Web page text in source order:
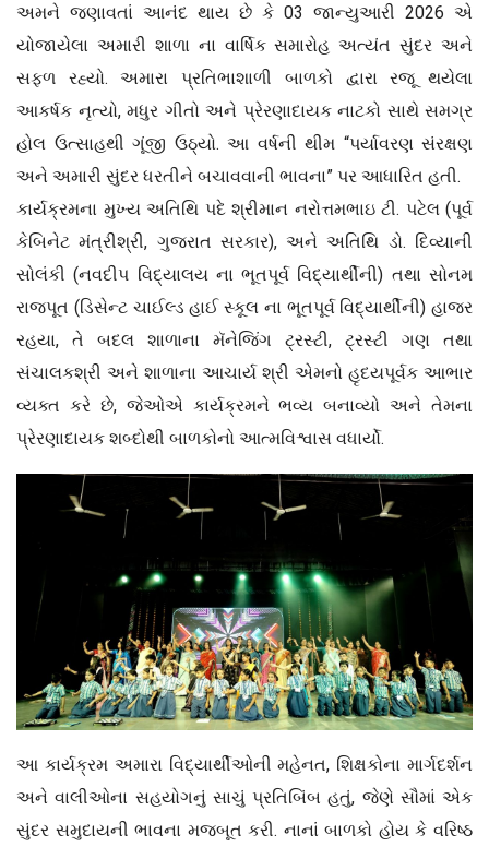
અમને જણાવતાં આનંદ થાય છે કે 03 જાન્યુઆરી 2026 એ
યોજાયેલા અમારી શાળા ના વાર્ષિક સમારોહ અત્યંત સુંદર અને
સફળ રહ્યો. અમારા પ્રતિભાશાળી બાળકો દ્વારા રજૂ થયેલા
આકર્ષક નૃત્યો, મધુર ગીતો અને પ્રેરણાદાયક નાટકો સાથે સમગ્ર
હોલ ઉત્સાહથી ગૂંજી ઉઠ્યો. આ વર્ષની થીમ “પર્યાવરણ સંરક્ષણ
અને અમારી સુંદર ધરતીને બચાવવાની ભાવના” પર આધારિત હતી.
કાર્યક્રમના મુખ્ય અતિથિ પદે શ્રીમાન નરોત્તમભાઇ ટી. પટેલ (પૂર્વ
કેબિનેટ મંત્રીશ્રી, ગુજરાત સરકાર), અને અતિથિ ડો. દિવ્યાની
સોલંકી (નવદીપ વિદ્યાલય ના ભૂતપૂર્વ વિદ્યાર્થીની) તથા સોનમ
રાજપૂત (ડિસેન્ટ ચાઈલ્ડ હાઈ સ્કૂલ ના ભૂતપૂર્વ વિદ્યાર્થીની) હાજર
રહયા, તે બદલ શાળાના મૅનેજિંગ ટ્રસ્ટી, ટ્રસ્ટી ગણ તથા
સંચાલકશ્રી અને શાળાના આચાર્ય શ્રી એમનો હૃદયપૂર્વક આભાર
વ્યક્ત કરે છે, જેઓએ કાર્યક્રમને ભવ્ય બનાવ્યો અને તેમના
પ્રેરણાદાયક શબ્દોથી બાળકોનો આત્મવિશ્વાસ વધાર્યો.
આ કાર્યક્રમ અમારા વિદ્યાર્થીઓની મહેનત, શિક્ષકોના માર્ગદર્શન
અને વાલીઓના સહયોગનું સાચું પ્રતિબિંબ હતું, જેણે સૌમાં એક
સુંદર સમુદાયની ભાવના મજબૂત કરી. નાનાં બાળકો હોય કે વરિષ્ઠ